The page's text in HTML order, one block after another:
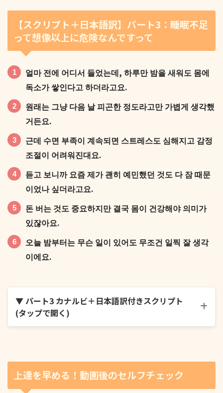
혼자 있고 싶으면서도, 막상 혼자 있으면 문득 외로운
느낌도 들어요.
나만 이런 건가 싶어서 마음이 좀 쓸쓸해지더라고요.
도영 씨도 혹시 이럴 때가 있으신지, 있다면 어떻게 극
【スクリプト＋日本語訳】パート3：睡眠不足
って想像以上に危険なんですって
얼마 전에 어디서 들었는데, 하루만 밤을 새워도 몸에
독소가 쌓인다고 하더라고요.
원래는 그냥 다음 날 피곤한 정도라고만 가볍게 생각했
거든요.
근데 수면 부족이 계속되면 스트레스도 심해지고 감정
조절이 어려워진대요.
듣고 보니까 요즘 제가 괜히 예민했던 것도 다 잠 때문
이었나 싶더라고요.
돈 버는 것도 중요하지만 결국 몸이 건강해야 의미가
있잖아요.
오늘 밤부터는 무슨 일이 있어도 무조건 일찍 잘 생각
이에요.
▼ パート3 カナルビ＋日本語訳付きスクリプト
(タップで開く)
上達を早める！動画後のセルフチェック